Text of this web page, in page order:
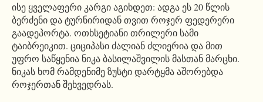
ისე ყველაფერი კარგი აგიხდეთ: ადგა ეს 20 წლის
ბერძენი და ტურნირიდან თვით როჯერ ფედერერი
გაადეპორტა. ოთხსეტიანი თრილერი სამი
ტაიბრეიკით. ციციპასი ძალიან ძლიერია და მით
უფრო საწყენია ნიკა ბასილაშვილის მასთან მარცხი.
ნიკას ხომ რამდენიმე ზუსტი დარტყმა აშორებდა
როჯერთან შეხვედრას.